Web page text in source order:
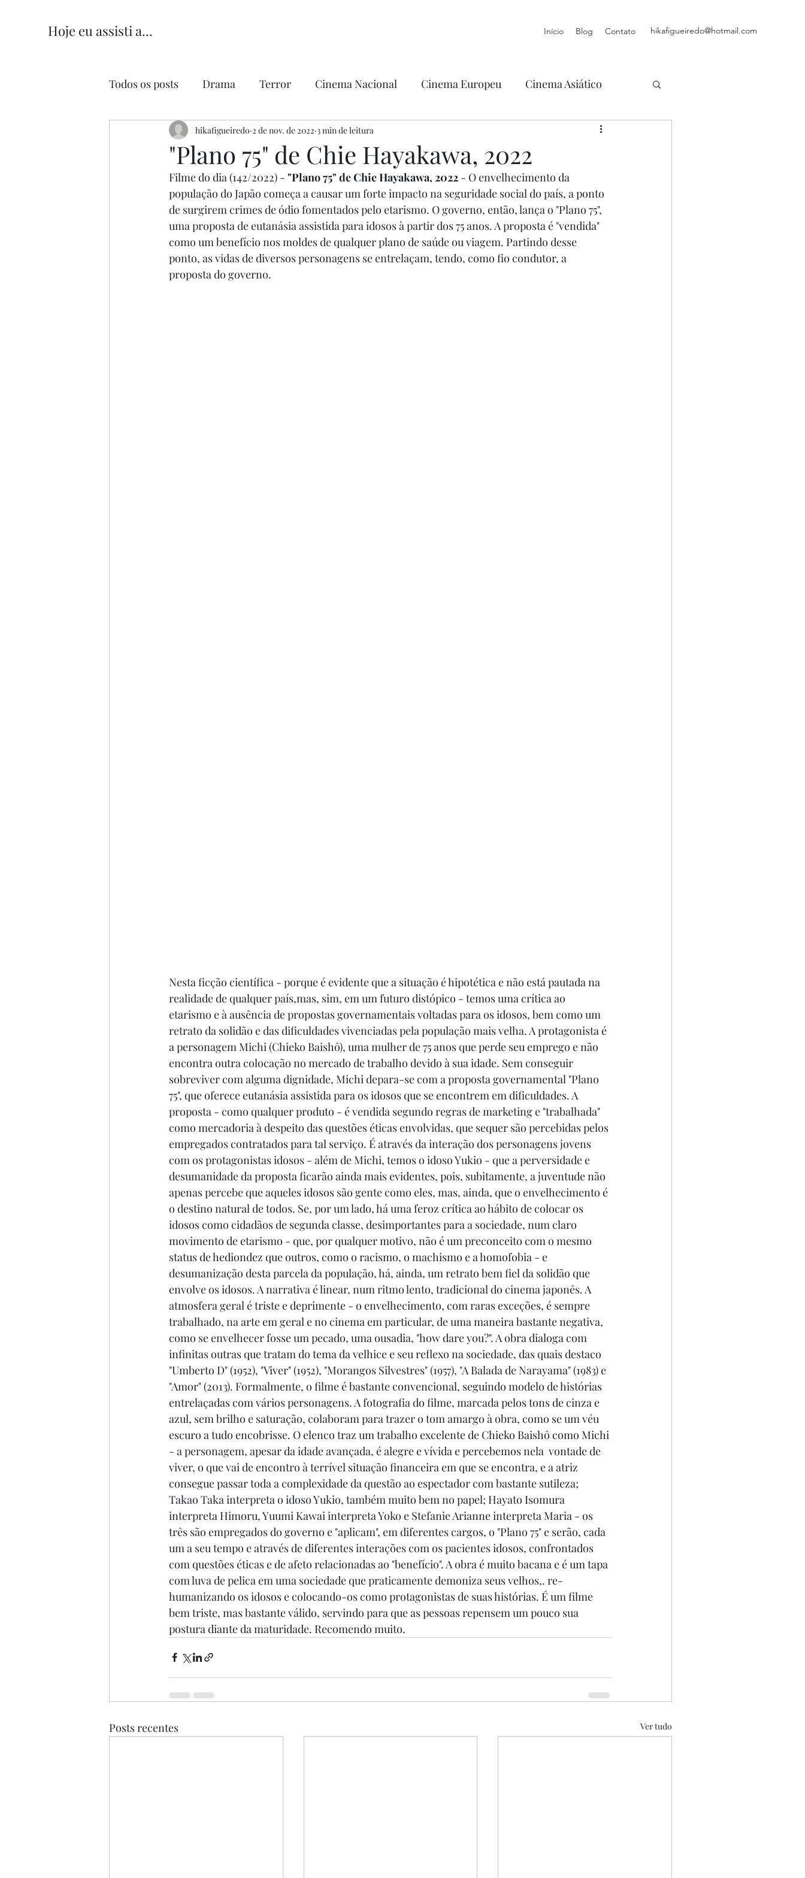
Hoje eu assisti a... Início Blog Contato hikafigueiredo@hotmail.com
Todos os posts Drama Terror Cinema Nacional Cinema Europeu Cinema Asiático
Comédia Comédia Romântica Ficção
"Plano 75" de Chie Hayakawa, 2022
hikafigueiredo 2 de nov. de 2022 3 min de leitura
Filme do dia (142/2022) - "Plano 75" de Chie Hayakawa, 2022 - O envelhecimento da
população do Japão começa a causar um forte impacto na seguridade social do país, a ponto
de surgirem crimes de ódio fomentados pelo etarismo. O governo, então, lança o "Plano 75",
uma proposta de eutanásia assistida para idosos à partir dos 75 anos. A proposta é "vendida"
como um benefício nos moldes de qualquer plano de saúde ou viagem. Partindo desse
ponto, as vidas de diversos personagens se entrelaçam, tendo, como fio condutor, a
proposta do governo.
Nesta ficção científica - porque é evidente que a situação é hipotética e não está pautada na
realidade de qualquer país,mas, sim, em um futuro distópico - temos uma crítica ao
etarismo e à ausência de propostas governamentais voltadas para os idosos, bem como um
retrato da solidão e das dificuldades vivenciadas pela população mais velha. A protagonista é
a personagem Michi (Chieko Baishô), uma mulher de 75 anos que perde seu emprego e não
encontra outra colocação no mercado de trabalho devido à sua idade. Sem conseguir
sobreviver com alguma dignidade, Michi depara-se com a proposta governamental "Plano
75", que oferece eutanásia assistida para os idosos que se encontrem em dificuldades. A
proposta - como qualquer produto - é vendida segundo regras de marketing e "trabalhada"
como mercadoria à despeito das questões éticas envolvidas, que sequer são percebidas pelos
empregados contratados para tal serviço. É através da interação dos personagens jovens
com os protagonistas idosos - além de Michi, temos o idoso Yukio - que a perversidade e
desumanidade da proposta ficarão ainda mais evidentes, pois, subitamente, a juventude não
apenas percebe que aqueles idosos são gente como eles, mas, ainda, que o envelhecimento é
o destino natural de todos. Se, por um lado, há uma feroz crítica ao hábito de colocar os
idosos como cidadãos de segunda classe, desimportantes para a sociedade, num claro
movimento de etarismo - que, por qualquer motivo, não é um preconceito com o mesmo
status de hediondez que outros, como o racismo, o machismo e a homofobia - e
desumanização desta parcela da população, há, ainda, um retrato bem fiel da solidão que
envolve os idosos. A narrativa é linear, num ritmo lento, tradicional do cinema japonês. A
atmosfera geral é triste e deprimente - o envelhecimento, com raras exceções, é sempre
trabalhado, na arte em geral e no cinema em particular, de uma maneira bastante negativa,
como se envelhecer fosse um pecado, uma ousadia, "how dare you?". A obra dialoga com
infinitas outras que tratam do tema da velhice e seu reflexo na sociedade, das quais destaco
"Umberto D" (1952), "Viver" (1952), "Morangos Silvestres" (1957), "A Balada de Narayama" (1983) e
"Amor" (2013). Formalmente, o filme é bastante convencional, seguindo modelo de histórias
entrelaçadas com vários personagens. A fotografia do filme, marcada pelos tons de cinza e
azul, sem brilho e saturação, colaboram para trazer o tom amargo à obra, como se um véu
escuro a tudo encobrisse. O elenco traz um trabalho excelente de Chieko Baishô como Michi
- a personagem, apesar da idade avançada, é alegre e vívida e percebemos nela  vontade de
viver, o que vai de encontro à terrível situação financeira em que se encontra, e a atriz
consegue passar toda a complexidade da questão ao espectador com bastante sutileza;
Takao Taka interpreta o idoso Yukio, também muito bem no papel; Hayato Isomura
interpreta Himoru, Yuumi Kawai interpreta Yoko e Stefanie Arianne interpreta Maria - os
três são empregados do governo e "aplicam", em diferentes cargos, o "Plano 75" e serão, cada
um a seu tempo e através de diferentes interações com os pacientes idosos, confrontados
com questões éticas e de afeto relacionadas ao "benefício". A obra é muito bacana e é um tapa
com luva de pelica em uma sociedade que praticamente demoniza seus velhos,. re-
humanizando os idosos e colocando-os como protagonistas de suas histórias. É um filme
bem triste, mas bastante válido, servindo para que as pessoas repensem um pouco sua
postura diante da maturidade. Recomendo muito.
Posts recentes Ver tudo